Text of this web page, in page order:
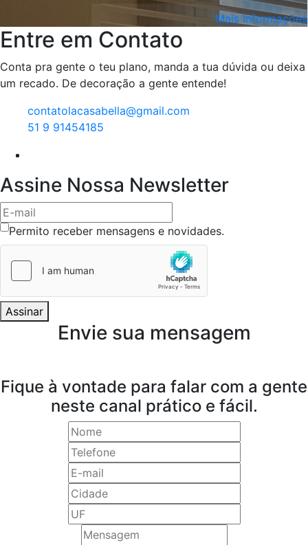
Mais Informações
Entre em Contato
Conta pra gente o teu plano, manda a tua dúvida ou deixa
um recado. De decoração a gente entende!
contatolacasabella@gmail.com
51 9 91454185
Assine Nossa Newsletter
Permito receber mensagens e novidades.
Assinar
Envie sua mensagem
Fique à vontade para falar com a gente
neste canal prático e fácil.